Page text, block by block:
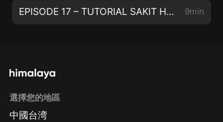
EPISODE 17 – TUTORIAL SAKIT HATI 9min
選擇您的地區
中國台湾